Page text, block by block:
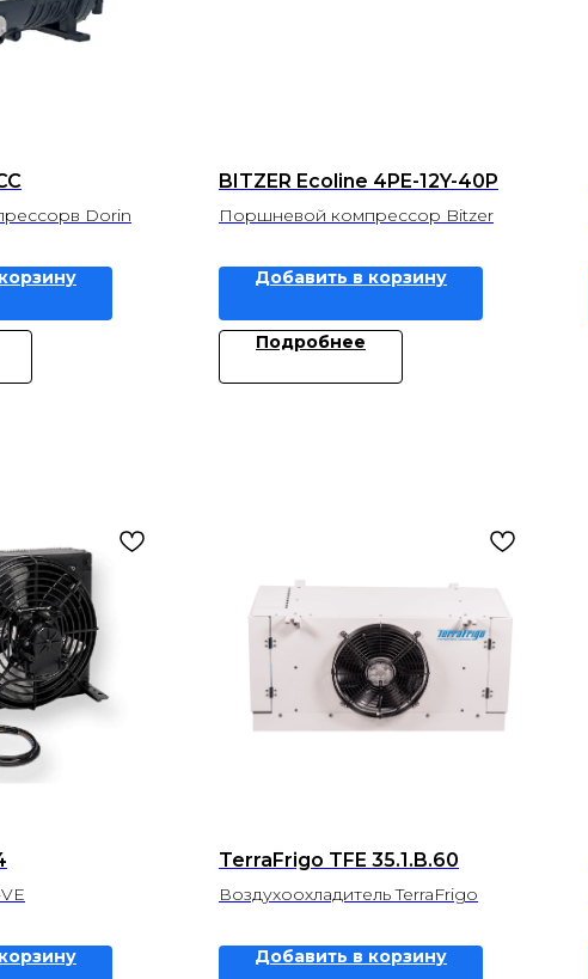
Dorin
BITZER Ecoline 4PE-12Y-40P
Поршневой компрессор Bitzer
Добавить в корзину
Подробнее
TerraFrigo TFE 35.1.B.60
Воздухоохладитель TerraFrigo
Добавить в корзину